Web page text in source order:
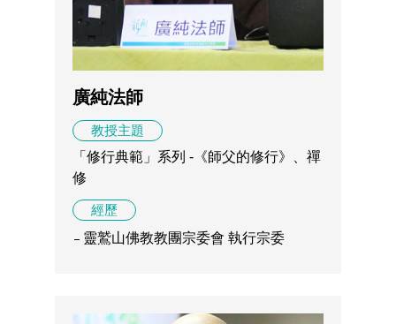
廣純法師
教授主題
「修行典範」系列 -《師父的修行》、禪
修
經歷
靈鷲山佛教教團宗委會 執行宗委